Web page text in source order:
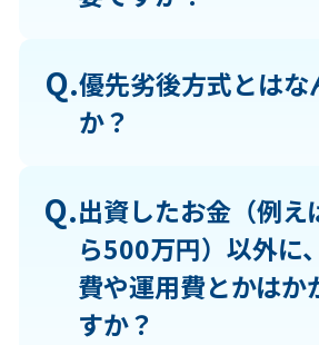
Q.優先劣後方式とはな
か？
Q.出資したお金（例え
ら500万円）以外に
費や運用費とかはか
すか？